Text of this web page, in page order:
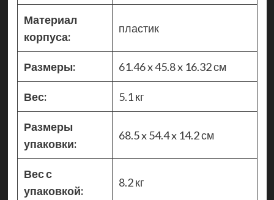
Материал
корпуса:
пластик
Размеры: 61.46 x 45.8 x 16.32 см
Вес: 5.1 кг
Размеры
упаковки:
68.5 x 54.4 x 14.2 см
Вес с
упаковкой:
8.2 кг